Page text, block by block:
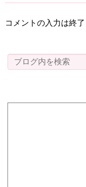
コメントの入力は終了